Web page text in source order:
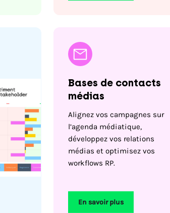
Bases de contacts
médias
Alignez vos campagnes sur
l’agenda médiatique,
développez vos relations
médias et optimisez vos
workflows RP.
En savoir plus